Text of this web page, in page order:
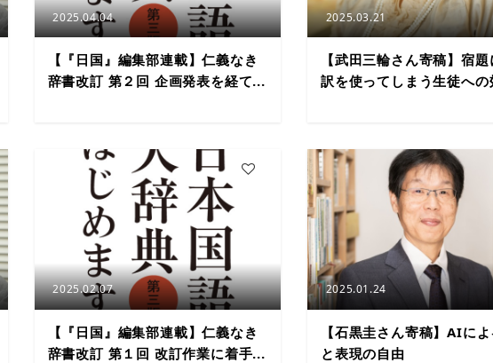
2025.04.04
【『日国』編集部連載】仁義なき
辞書改訂 第２回 企画発表を経て...
2025.03.21
【武田三輪さん寄稿】宿
訳を使ってしまう生徒へ
2025.02.07
【『日国』編集部連載】仁義なき
辞書改訂 第１回 改訂作業に着手...
2025.01.24
【石黒圭さん寄稿】AIに
と表現の自由